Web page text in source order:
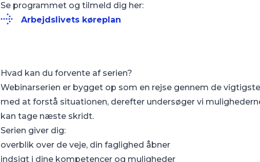
Se programmet og tilmeld dig her:
Arbejdslivets køreplan
Hvad kan du forvente af serien?
Webinarserien er bygget op som en rejse gennem de
med at forstå situationen, derefter undersøger vi
kan tage næste skridt.
Serien giver dig:
overblik over de veje, din faglighed åbner
indsigt i dine kompetencer og muligheder